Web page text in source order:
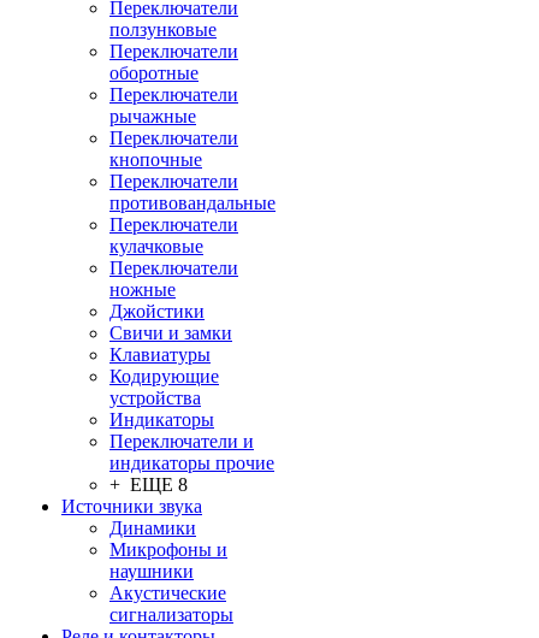
Переключатели
ползунковые
Переключатели
оборотные
Переключатели
рычажные
Переключатели
кнопочные
Переключатели
противовандальные
Переключатели
кулачковые
Переключатели
ножные
Джойстики
Свичи и замки
Клавиатуры
Кодирующие
устройства
Индикаторы
Переключатели и
индикаторы прочие
+ ЕЩЕ 8
Источники звука
Динамики
Микрофоны и
наушники
Акустические
сигнализаторы